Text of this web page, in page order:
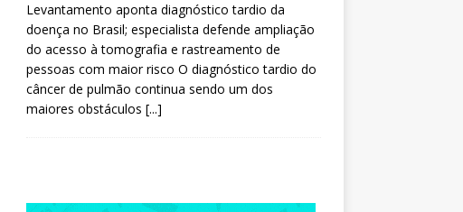
Levantamento aponta diagnóstico tardio da
doença no Brasil; especialista defende ampliação
do acesso à tomografia e rastreamento de
pessoas com maior risco O diagnóstico tardio do
câncer de pulmão continua sendo um dos
maiores obstáculos [...]